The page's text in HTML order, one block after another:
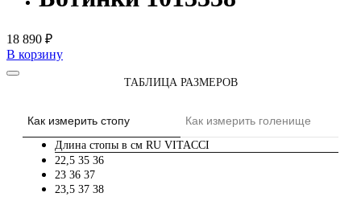
18 890 ₽
В корзину
ТАБЛИЦА РАЗМЕРОВ
Как измерить стопу Как измерить голенище
Длина стопы в см RU VITACCI
22,5 35 36
23 36 37
23,5 37 38